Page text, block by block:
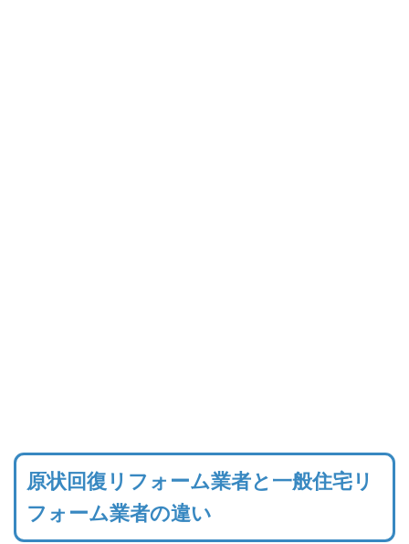
原状回復リフォーム業者と一般住宅リ
フォーム業者の違い